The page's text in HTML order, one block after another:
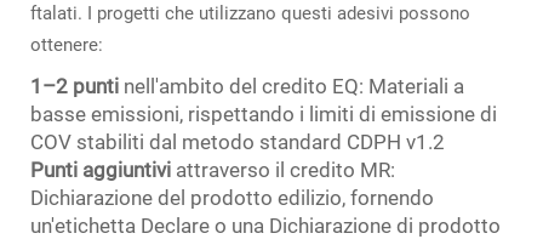
ftalati. I progetti che utilizzano questi adesivi possono
ottenere:
1–2 punti nell'ambito del credito EQ: Materiali a
basse emissioni, rispettando i limiti di emissione di
COV stabiliti dal metodo standard CDPH v1.2
Punti aggiuntivi attraverso il credito MR:
Dichiarazione del prodotto edilizio, fornendo
un'etichetta Declare o una Dichiarazione di prodotto